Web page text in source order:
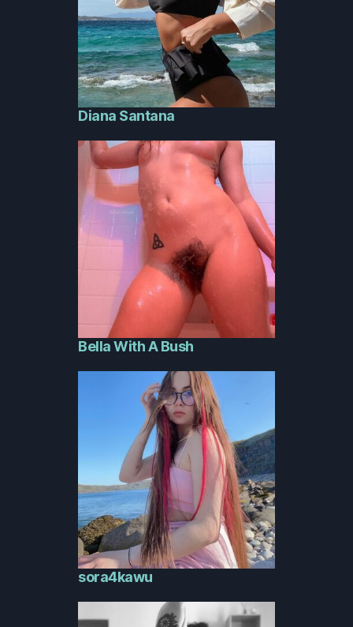
Diana Santana
Bella With A Bush
sora4kawu